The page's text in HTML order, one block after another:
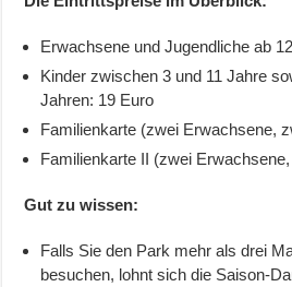
Erwachsene und Jugendliche ab
Kinder zwischen 3 und 11 Jahre
Jahren: 19 Euro
Familienkarte (zwei Erwachsene,
Familienkarte II (zwei
Gut zu wissen:
Falls Sie den Park mehr als drei
besuchen, lohnt sich die Saison-